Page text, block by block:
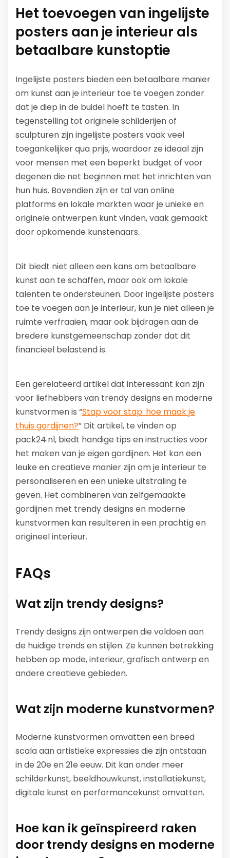
Het toevoegen van ingelijste
posters aan je interieur als
betaalbare kunstoptie
Ingelijste posters bieden een betaalbare manier
om kunst aan je interieur toe te voegen zonder
dat je diep in de buidel hoeft te tasten. In
tegenstelling tot originele schilderijen of
sculpturen zijn ingelijste posters vaak veel
toegankelijker qua prijs, waardoor ze ideaal zijn
voor mensen met een beperkt budget of voor
degenen die net beginnen met het inrichten van
hun huis. Bovendien zijn er tal van online
platforms en lokale markten waar je unieke en
originele ontwerpen kunt vinden, vaak gemaakt
door opkomende kunstenaars.
Dit biedt niet alleen een kans om betaalbare
kunst aan te schaffen, maar ook om lokale
talenten te ondersteunen. Door ingelijste posters
toe te voegen aan je interieur, kun je niet alleen je
ruimte verfraaien, maar ook bijdragen aan de
bredere kunstgemeenschap zonder dat dit
financieel belastend is.
Een gerelateerd artikel dat interessant kan zijn
voor liefhebbers van trendy designs en moderne
kunstvormen is “Stap voor stap: hoe maak je
thuis gordijnen?” Dit artikel, te vinden op
pack24.nl, biedt handige tips en instructies voor
het maken van je eigen gordijnen. Het kan een
leuke en creatieve manier zijn om je interieur te
personaliseren en een unieke uitstraling te
geven. Het combineren van zelfgemaakte
gordijnen met trendy designs en moderne
kunstvormen kan resulteren in een prachtig en
origineel interieur.
FAQs
Wat zijn trendy designs?
Trendy designs zijn ontwerpen die voldoen aan
de huidige trends en stijlen. Ze kunnen betrekking
hebben op mode, interieur, grafisch ontwerp en
andere creatieve gebieden.
Wat zijn moderne kunstvormen?
Moderne kunstvormen omvatten een breed
scala aan artistieke expressies die zijn ontstaan
in de 20e en 21e eeuw. Dit kan onder meer
schilderkunst, beeldhouwkunst, installatiekunst,
digitale kunst en performancekunst omvatten.
Hoe kan ik geïnspireerd raken
door trendy designs en moderne